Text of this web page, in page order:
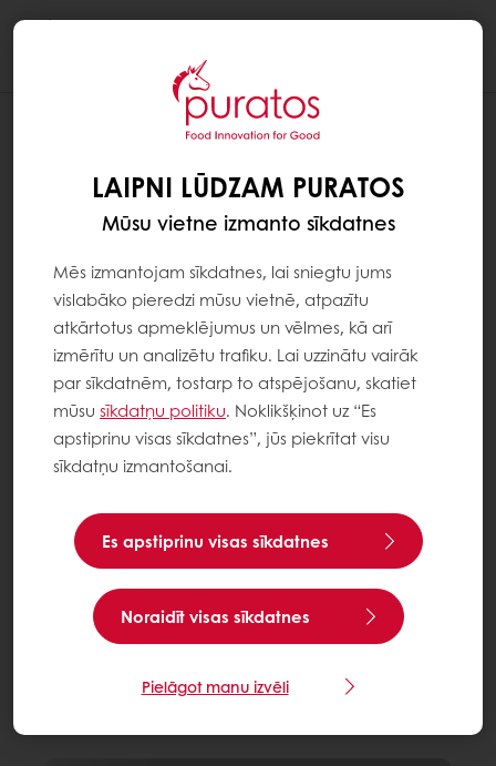
LAIPNI LŪDZAM PURATOS
Mūsu vietne izmanto sīkdatnes
Mēs izmantojam sīkdatnes, lai sniegtu jums
vislabāko pieredzi mūsu vietnē, atpazītu
atkārtotus apmeklējumus un vēlmes, kā arī
izmērītu un analizētu trafiku. Lai uzzinātu vairāk
par sīkdatnēm, tostarp to atspējošanu, skatiet
mūsu sīkdatņu politiku. Noklikšķinot uz “Es
apstiprinu visas sīkdatnes”, jūs piekrītat visu
sīkdatņu izmantošanai.
Es apstiprinu visas sīkdatnes
Noraidīt visas sīkdatnes
Pielāgot manu izvēli